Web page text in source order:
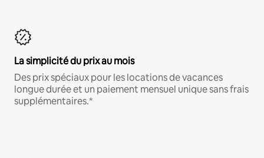
La simplicité du prix au mois
Des prix spéciaux pour les locations de vacances
longue durée et un paiement mensuel unique sans frais
supplémentaires.*